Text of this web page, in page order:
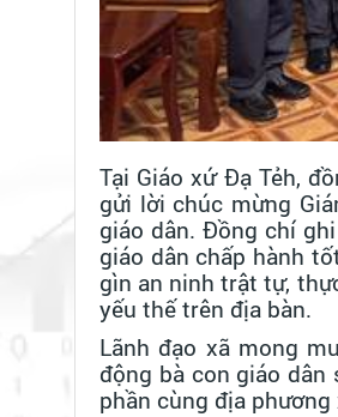
Tại Giáo xứ Đạ Tẻh,
gửi lời chúc mừng
giáo dân. Đồng chí
giáo dân chấp hành
gìn an ninh trật tự,
yếu thế trên địa bàn.
Lãnh đạo xã mong
động bà con giáo dân
phần cùng địa